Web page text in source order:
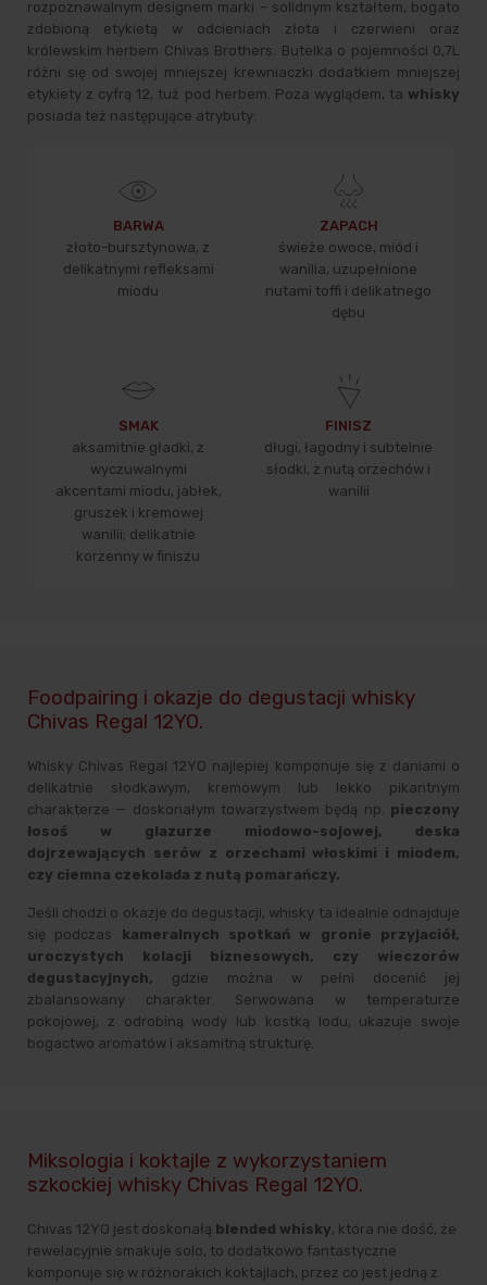
rozpoznawalnym designem marki – solidnym kształtem, bogato
zdobioną etykietą w odcieniach złota i czerwieni oraz
królewskim herbem Chivas Brothers. Butelka o pojemności 0,7L
różni się od swojej mniejszej krewniaczki dodatkiem mniejszej
etykiety z cyfrą 12, tuż pod herbem. Poza wyglądem, ta whisky
posiada też następujące atrybuty:
BARWA
złoto-bursztynowa, z
delikatnymi refleksami
miodu
ZAPACH
świeże owoce, miód i
wanilia, uzupełnione
nutami toffi i delikatnego
dębu
SMAK
aksamitnie gładki, z
wyczuwalnymi
akcentami miodu, jabłek,
gruszek i kremowej
wanilii; delikatnie
korzenny w finiszu
FINISZ
długi, łagodny i subtelnie
słodki, z nutą orzechów i
wanilii
Foodpairing i okazje do degustacji whisky
Chivas Regal 12YO.
Whisky Chivas Regal 12YO najlepiej komponuje się z daniami o
delikatnie słodkawym, kremowym lub lekko pikantnym
charakterze — doskonałym towarzystwem będą np. pieczony
łosoś w glazurze miodowo-sojowej, deska
dojrzewających serów z orzechami włoskimi i miodem,
czy ciemna czekolada z nutą pomarańczy.
Jeśli chodzi o okazje do degustacji, whisky ta idealnie odnajduje
się podczas kameralnych spotkań w gronie przyjaciół,
uroczystych kolacji biznesowych, czy wieczorów
degustacyjnych, gdzie można w pełni docenić jej
zbalansowany charakter. Serwowana w temperaturze
pokojowej, z odrobiną wody lub kostką lodu, ukazuje swoje
bogactwo aromatów i aksamitną strukturę.
Miksologia i koktajle z wykorzystaniem
szkockiej whisky Chivas Regal 12YO.
Chivas 12YO jest doskonałą blended whisky, która nie dość, że
rewelacyjnie smakuje solo, to dodatkowo fantastyczne
komponuje się w różnorakich koktajlach, przez co jest jedną z